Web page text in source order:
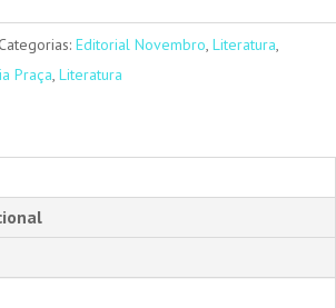
Categorias: Editorial Novembro Literatura
Praça Literatura